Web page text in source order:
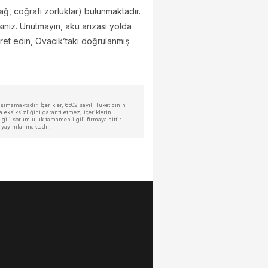
coğrafi zorluklar) bulunmaktadır.
Unutmayın, akü arızası yolda
edin, Ovacık’taki doğrulanmış
İçerikler, 6502 sayılı Tüketicinin
eksiksizliğini garanti etmez; içeriklerin
sorumluluk tamamen ilgili firmaya aittir.